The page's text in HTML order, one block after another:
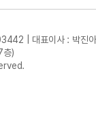
| 대표이사 : 박진아
층)